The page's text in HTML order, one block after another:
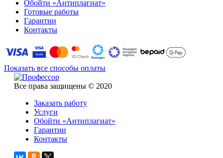
Обойти «Антиплагиат»
Готовые работы
Гарантии
Контакты
Показать все способы оплаты
Все права защищены © 2020
Заказать работу
Услуги
Обойти «Антиплагиат»
Гарантии
Контакты